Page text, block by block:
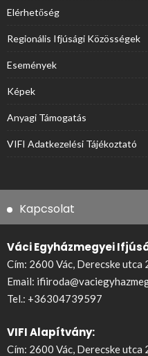
Elérhetőség
Regionális Ifjúsági Közösségek
Események
Képek
Anyagi Támogatás
VIFI Adatkezelési Tájékoztató
Kapcsolat
Váci Egyházmegyei
Cím: 2600 Vác, Derecske utca
Email:
Tel.: +36304739597
VIFI Alapítvány:
Cím: 2600 Vác, Derecske utca